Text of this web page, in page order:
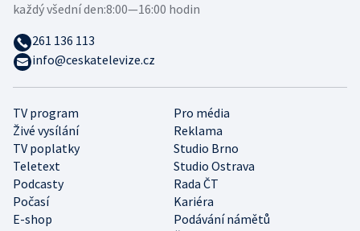
TV program
Pro média
Živé vysílání
Reklama
TV poplatky
Studio Brno
Teletext
Studio Ostrava
Podcasty
Rada ČT
Počasí
Kariéra
E-shop
Podávání námětů
každý všední den:8:00—16:00 hodin
261 136 113
info@ceskatelevize.cz